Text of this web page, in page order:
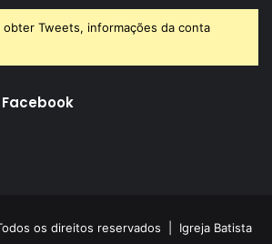
obter Tweets, informações da conta
os direitos reservados | Igreja Batista